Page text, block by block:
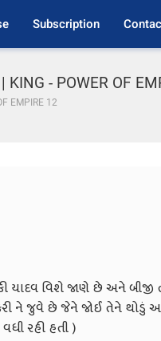
Subscription
- POWER OF
EMPIRE 12
યાદવ વિશે જાણે છે અને બીજી
ને જુવે છે જેને જોઈ તેને થોડું
રહી હતી )